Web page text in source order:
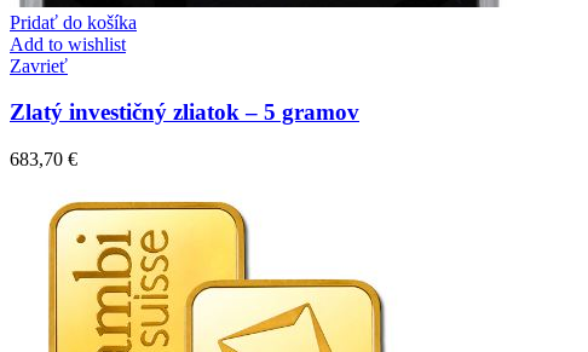
Mistique Love
Zásnubné prstne z kolekcie Mistique Love.
Pridať do košíka
Add to wishlist
Zavrieť
Zlatý investičný zliatok – 5 gramov
683,70 €